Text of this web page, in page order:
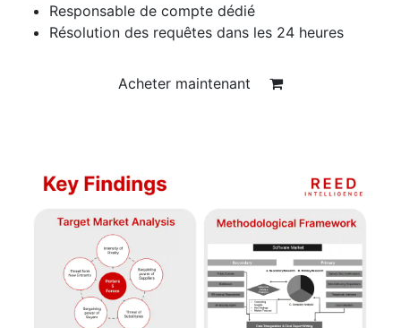
Responsable de compte dédié
Résolution des requêtes dans les 24 heures
Acheter maintenant